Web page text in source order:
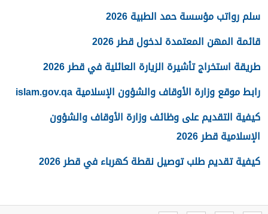
سلم رواتب مؤسسة حمد الطبية 2026
قائمة المهن المعتمدة لدخول قطر 2026
طريقة استخراج تأشيرة الزيارة العائلية في قطر 2026
رابط موقع وزارة الأوقاف والشؤون الإسلامية islam.gov.qa
كيفية التقديم على وظائف وزارة الأوقاف والشؤون
الإسلامية قطر 2026
كيفية تقديم طلب توصيل نقطة كهرباء في قطر 2026